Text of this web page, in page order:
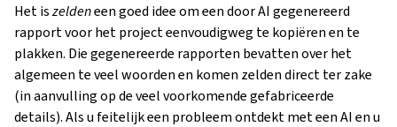
Het iszeldeneen goed idee om een door AI gegenereerd
rapport voor het project eenvoudigweg te kopiëren en te
plakken. Die gegenereerde rapporten bevatten over het
algemeen te veel woorden en komen zelden direct ter zake
(in aanvulling op de veel voorkomende gefabriceerde
details). Als u feitelijk een probleem ontdekt met een AI en u